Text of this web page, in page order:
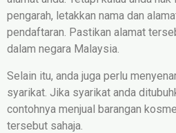
pengarah, letakkan nama dan
pendaftaran. Pastikan alamat
dalam negara Malaysia.
Selain itu, anda juga perlu
syarikat. Jika syarikat anda
contohnya menjual barangan
tersebut sahaja.